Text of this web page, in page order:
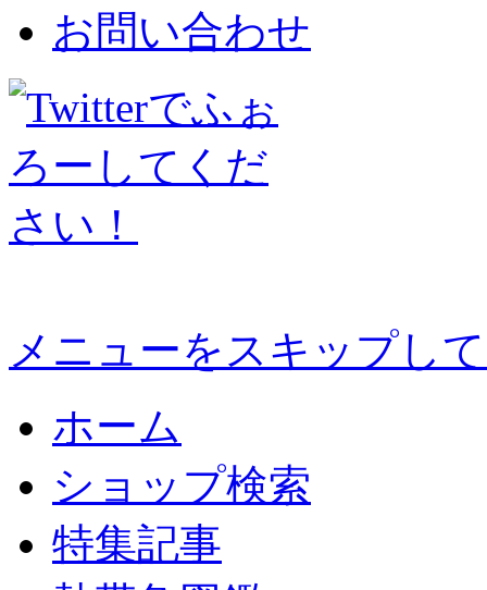
お問い合わせ
メニューをスキップし
ホーム
ショップ検索
特集記事